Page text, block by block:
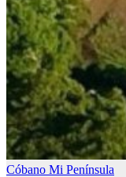
Cóbano Mi Península